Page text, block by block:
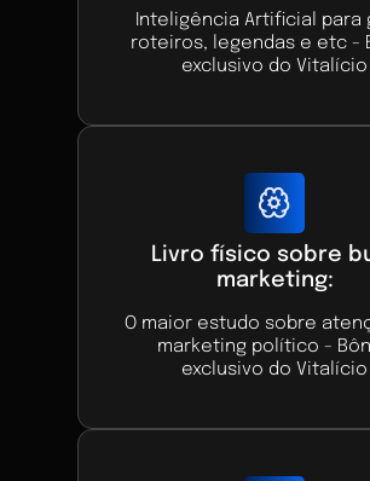
Inteligência Artificial para
roteiros, legendas e etc -
exclusivo do Vitalício
Livro físico sobre
marketing:
O maior estudo sobre
marketing político -
exclusivo do Vitalício